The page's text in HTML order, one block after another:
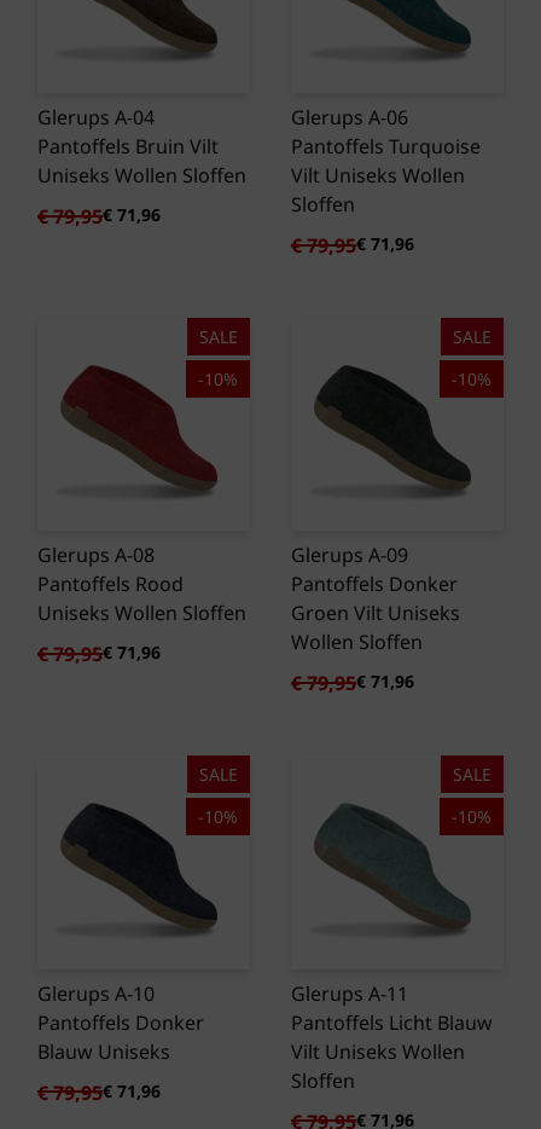
Glerups A-04
Pantoffels Bruin Vilt
Uniseks Wollen Sloffen
€79,95
Oorspronkelijke
€ 71,96
Huidige
Glerups A-06
Pantoffels Turquoise
Vilt Uniseks Wollen
Sloffen
€79,95
Oorspronkelijke
€71,96
Huidige
SALE
-10%
Glerups A-08
Pantoffels Rood
Uniseks Wollen Sloffen
€79,95
Oorspronkelijke
€ 71,96
Huidige
SALE
-10%
Glerups A-09
Pantoffels Donker
Groen Vilt Uniseks
Wollen Sloffen
€79,95
Oorspronkelijke
€71,96
Huidige
SALE
-10%
Glerups A-10
Pantoffels Donker
Blauw Uniseks
€79,95
Oorspronkelijke
€ 71,96
Huidige
SALE
-10%
Glerups A-11
Pantoffels Licht Blauw
Vilt Uniseks Wollen
Sloffen
€79,95
Oorspronkelijke
€71,96
Huidige